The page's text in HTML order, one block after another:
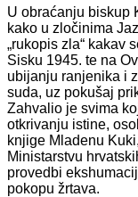
U obraćanju biskup
kako u zločinima
„rukopis zla“ kakav
Sisku 1945. te na
ubijanju ranjenika i
suda, uz pokušaj
Zahvalio je svima
otkrivanju istine,
knjige Mladenu
Ministarstvu
provedbi
pokopu žrtava.